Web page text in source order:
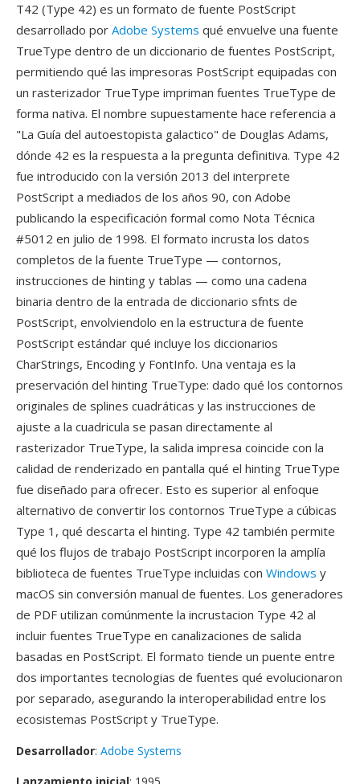
T42 (Type 42) es un formato de fuente PostScript
desarrollado por Adobe Systems qué envuelve una fuente
TrueType dentro de un diccionario de fuentes PostScript,
permitiendo qué las impresoras PostScript equipadas con
un rasterizador TrueType impriman fuentes TrueType de
forma nativa. El nombre supuestamente hace referencia a
"La Guía del autoestopista galactico" de Douglas Adams,
dónde 42 es la respuesta a la pregunta definitiva. Type 42
fue introducido con la versión 2013 del interprete
PostScript a mediados de los años 90, con Adobe
publicando la especificación formal como Nota Técnica
#5012 en julio de 1998. El formato incrusta los datos
completos de la fuente TrueType — contornos,
instrucciones de hinting y tablas — como una cadena
binaria dentro de la entrada de diccionario sfnts de
PostScript, envolviendolo en la estructura de fuente
PostScript estándar qué incluye los diccionarios
CharStrings, Encoding y FontInfo. Una ventaja es la
preservación del hinting TrueType: dado qué los contornos
originales de splines cuadráticas y las instrucciones de
ajuste a la cuadricula se pasan directamente al
rasterizador TrueType, la salida impresa coincide con la
calidad de renderizado en pantalla qué el hinting TrueType
fue diseñado para ofrecer. Esto es superior al enfoque
alternativo de convertir los contornos TrueType a cúbicas
Type 1, qué descarta el hinting. Type 42 también permite
qué los flujos de trabajo PostScript incorporen la amplía
biblioteca de fuentes TrueType incluidas con Windows y
macOS sin conversión manual de fuentes. Los generadores
de PDF utilizan comúnmente la incrustacion Type 42 al
incluir fuentes TrueType en canalizaciones de salida
basadas en PostScript. El formato tiende un puente entre
dos importantes tecnologias de fuentes qué evolucionaron
por separado, asegurando la interoperabilidad entre los
ecosistemas PostScript y TrueType.
Desarrollador: Adobe Systems